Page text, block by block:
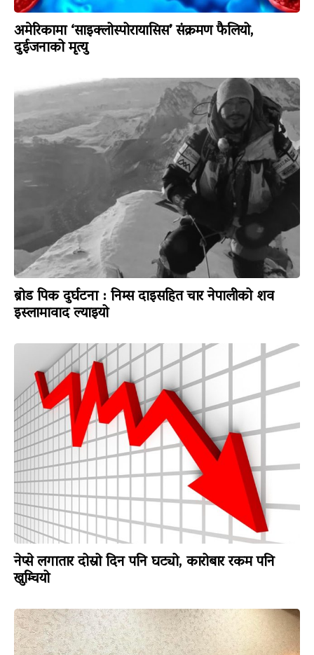
अमेरिकामा ‘साइक्लोस्पोरायासिस’ संक्रमण फैलियो,
दुईजनाको मृत्यु
ब्रोड पिक दुर्घटना : निम्स दाइसहित चार नेपालीको शव
इस्लामावाद ल्याइयो
नेप्से लगातार दोस्रो दिन पनि घट्यो, कारोबार रकम पनि
खुम्चियो